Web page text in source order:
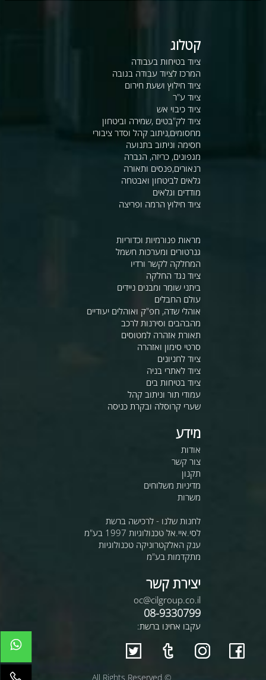
קטלוג
ציוד בטיחות בעבודה
המרכז לציוד עבודה בגובה
ציוד חילוץ ושעת חירום
ציוד ע"ר
ציוד כיבוי אש
ציוד לק"בטים ,שמירה וביטחון
מחסומים,ניתוב קהל וסדר ציבורי
חסימה וניתוב בתנועה
מגפונים, כריזה, הגברה
רנאורים,פנסים ותאורה
גלאים לביטחון ואבטחה
מודדים וגלאים
ציוד חילוץ הרמה ופריצה
מראות פנורמיות וכדוריות
גנרטורים ומערכות חשמל
המחלקה לקשר ורדיו
ציוד נגד החלקה
ביתני שומר ומבנים ניידים
עולם החבלים
אוהלי שדה, חפ"ק ואוהלים יעודיים
מהבהבים וסירנות לרכב
תאורת אזהרה למטוסים
סרטי סימון ואזהרה
ציוד לחניונים
ציוד לאתרי בניה
ציוד בטיחות בים
עמודי תור וניתוב קהל
שערי קרוסלה ובקרת כניסה
מידע
אודות
צור קשר
תקנון
מדיניות משלוחים
משרות
לחנות שלנו - לרכישה ברשת
לסי.איי.אל טכנולוגיות 1997 בע"מ
ענק האלקטרוניקה טכנולוגיות
מתקדמות בע"מ
יצירת קשר
oc@cilgroup.co.il
08-9330799
עקבו אחינו ברשת:
© All Rights Reserved